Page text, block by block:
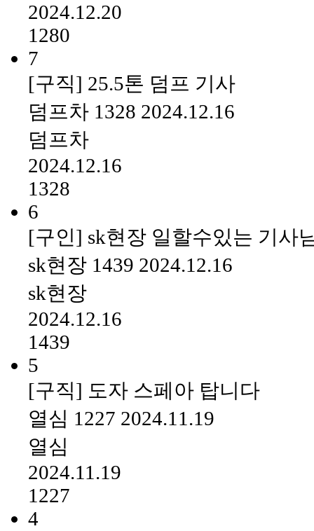
2024.12.20
1280
7
[구직] 25.5톤 덤프 기사
덤프차 1328 2024.12.16
덤프차
2024.12.16
1328
6
[구인] sk현장 일할수있는 기사
sk현장 1439 2024.12.16
sk현장
2024.12.16
1439
5
[구직] 도자 스페아 탑니다
열심 1227 2024.11.19
열심
2024.11.19
1227
4